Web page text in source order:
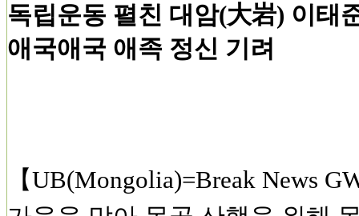
독립운동 펼친 대암(大岩) 이태
애국애국 애족 정신 기려
【UB(Mongolia)=Break News